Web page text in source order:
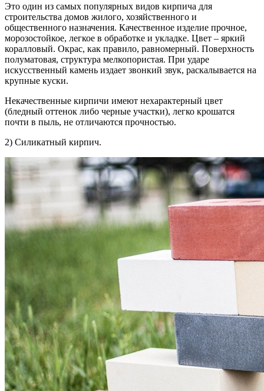
Это один из самых популярных видов кирпича для
строительства домов жилого, хозяйственного и
общественного назначения. Качественное изделие прочное,
морозостойкое, легкое в обработке и укладке. Цвет – яркий
коралловый. Окрас, как правило, равномерный. Поверхность
полуматовая, структура мелкопористая. При ударе
искусственный камень издает звонкий звук, раскалывается на
крупные куски.
Некачественные кирпичи имеют нехарактерный цвет
(бледный оттенок либо черные участки), легко крошатся
почти в пыль, не отличаются прочностью.
2) Силикатный кирпич.